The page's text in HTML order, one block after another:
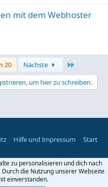
mit dem Webhoster
20 Nächste
um hier zu schreiben.
Hilfe und Impressum Start
zu personalisieren und dich nach
die Nutzung unserer Webseite
einverstanden.